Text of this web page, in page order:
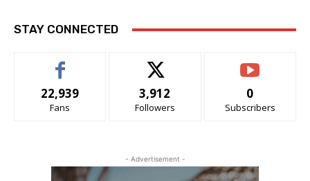
STAY CONNECTED
22,939
Fans
3,912
Followers
0
Subscribers
- Advertisement -